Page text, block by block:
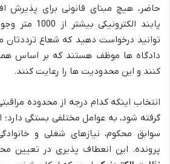
حاضر، هیچ مبنای قانونی برای پذیرش
پابند
دادگاه ها موظف هستند که بر اساس
کنند و این محدودیت ها را رعایت کنند.
انتخاب اینکه کدام درجه از محدوده
گرفته شود، به عوامل مختلفی بستگی
سوابق محکوم، نیازهای شغلی و
پرونده. این انعطاف پذیری در تعیین